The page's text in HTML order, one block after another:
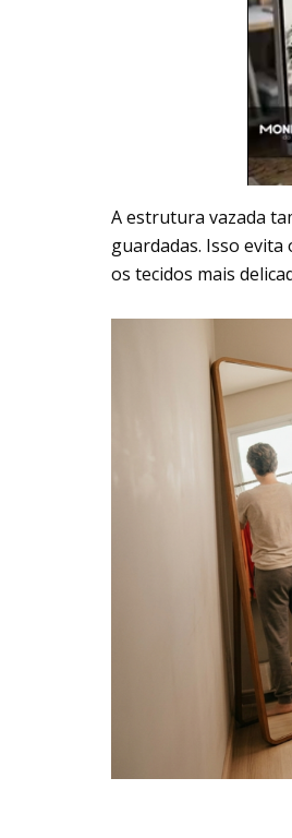
A estrutura vazada
guardadas. Isso
os tecidos mais